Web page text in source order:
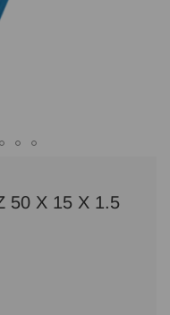
50 X 15 X 1.5